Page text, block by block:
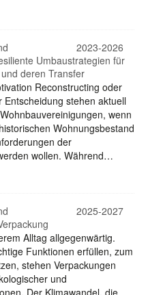
2023-2026
Umbaustrategien für
deren Transfer
Reconstructing oder
Entscheidung stehen aktuell
wenn
Wohnungsbestand
der
wollen. Während…
2025-2027
Alltag allgegenwärtig.
Funktionen erfüllen, zum
stehen Verpackungen
und